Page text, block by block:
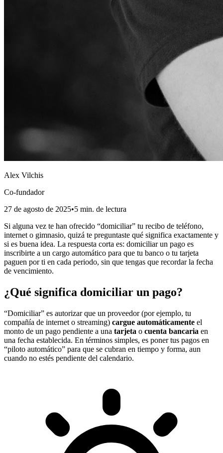
Alex Vilchis
Co-fundador
27 de agosto de 2025•5 min. de lectura
Si alguna vez te han ofrecido “domiciliar” tu recibo de teléfono,
internet o gimnasio, quizá te preguntaste qué significa exactamente y
si es buena idea. La respuesta corta es: domiciliar un pago es
inscribirte a un cargo automático para que tu banco o tu tarjeta
paguen por ti en cada periodo, sin que tengas que recordar la fecha
de vencimiento.
¿Qué significa domiciliar un pago?
“Domiciliar” es autorizar que un proveedor (por ejemplo, tu
compañía de internet o streaming) cargue automáticamente el
monto de un pago pendiente a una tarjeta o cuenta bancaria en
una fecha establecida. En términos simples, es poner tus pagos en
“piloto automático” para que se cubran en tiempo y forma, aun
cuando no estés pendiente del calendario.